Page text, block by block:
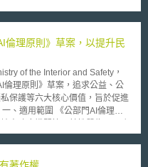
、「風險驗證」 (RISK
、弱點測試
個人資料隱私與安全之更新，另
上，公司必須盡到適當勤勉的
方式，約定前述所建置起之
時，以合理方式通知締約他方。
交付參議院司法委員會進行下
或間接影響物聯網環境生態系統
Motorola、Microsoft等公司近
司深信開放空白頻段對於新興無
技術(sensing technology)或地
使得無線裝置於使用空白頻段
取得執照使用該頻段之業者。
資深公關經理Mark Brunner 表
之無線麥克風或電視頻道是否正
Motorola所使用之地理偵測科技
倫理原則》草案，以提升民
of the Interior and Safety，
倫理原則》草案，追求公益、公
保護等六大核心價值，旨於促進
礎導入